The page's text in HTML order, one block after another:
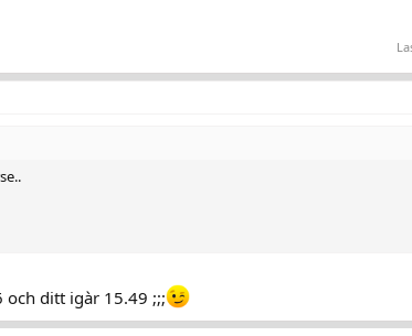
och ditt igàr 15.49 ;;;